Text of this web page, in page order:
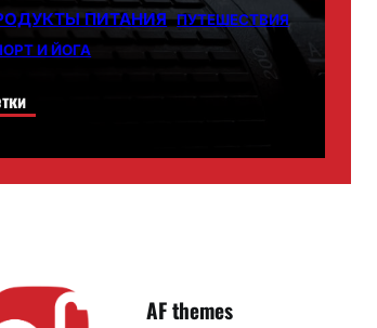
ПИТАНИЯ ПУТЕШЕСТВИЯ
И ЙОГА
AF themes